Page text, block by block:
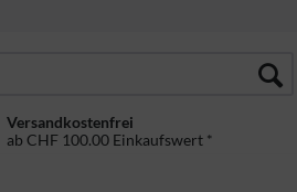
Versandkostenfrei
ab CHF 100.00 Einkaufswert *